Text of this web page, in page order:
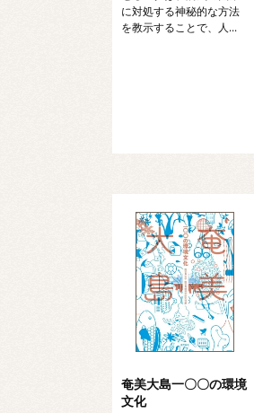
に対処する神秘的な方法
を教示することで、人...
奄美大島一〇〇の環境
文化